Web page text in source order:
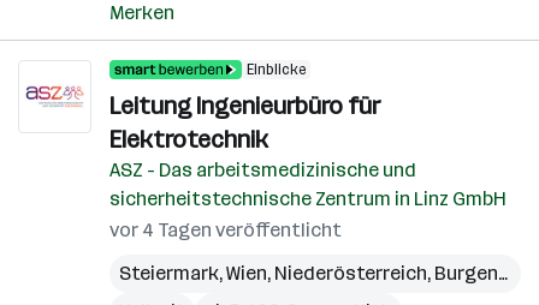
Merken
Einblicke
Leitung Ingenieurbüro für
Elektrotechnik
ASZ - Das arbeitsmedizinische und
sicherheitstechnische Zentrum in Linz GmbH
vor 4 Tagen veröffentlicht
Steiermark,Wien, Niederösterreich, Burgenland